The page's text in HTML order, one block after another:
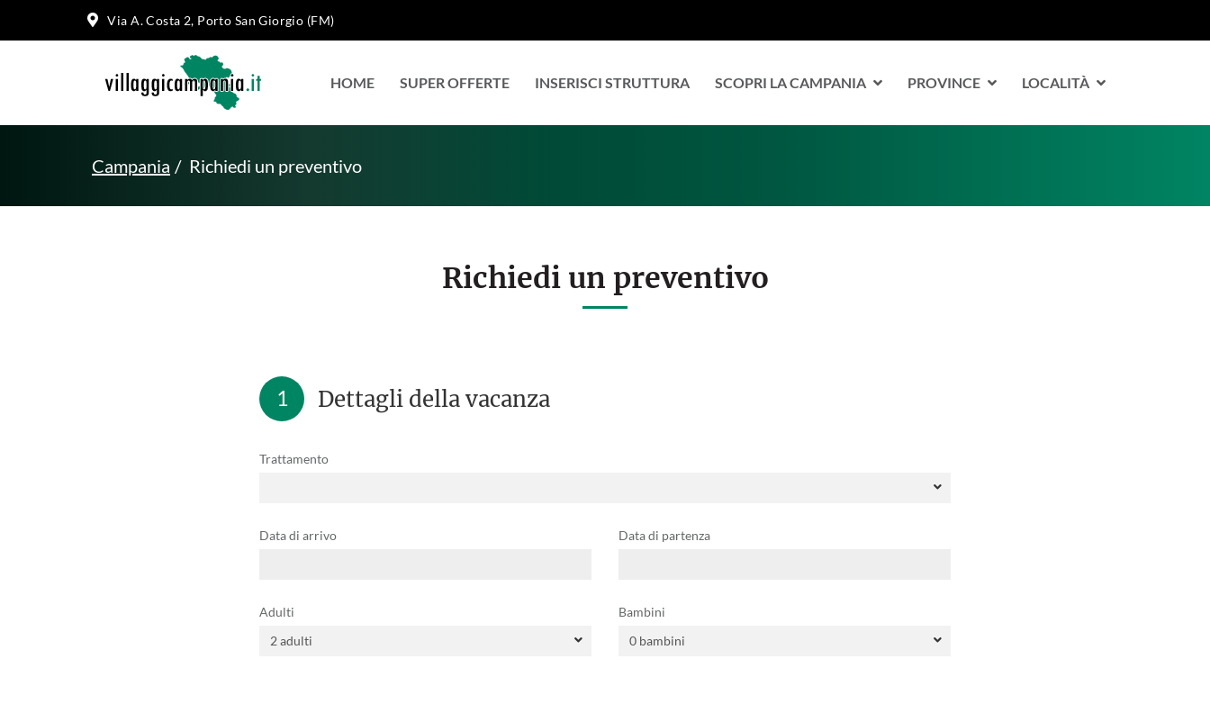
Via A. Costa 2, Porto San Giorgio (FM)
HOME SUPER OFFERTE INSERISCI STRUTTURA SCOPRI LA CAMPANIA PROVINCE LOCALITÀ
Campania Richiedi un preventivo
Richiedi un preventivo
1 Dettagli della vacanza
Trattamento
Data di arrivo Data di partenza
Adulti Bambini